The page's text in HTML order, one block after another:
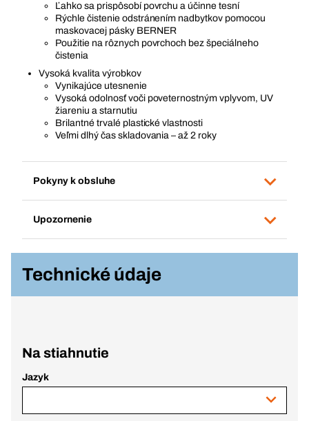
Ľahko sa prispôsobí povrchu a účinne tesní
Rýchle čistenie odstránením nadbytkov pomocou
maskovacej pásky BERNER
Použitie na rôznych povrchoch bez špeciálneho
čistenia
Vysoká kvalita výrobkov
Vynikajúce utesnenie
Vysoká odolnosť voči poveternostným vplyvom, UV
žiareniu a starnutiu
Brilantné trvalé plastické vlastnosti
Veľmi dlhý čas skladovania – až 2 roky
Pokyny k obsluhe
Upozornenie
Technické údaje
Na stiahnutie
Jazyk